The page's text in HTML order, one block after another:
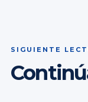
SIGUIENTE